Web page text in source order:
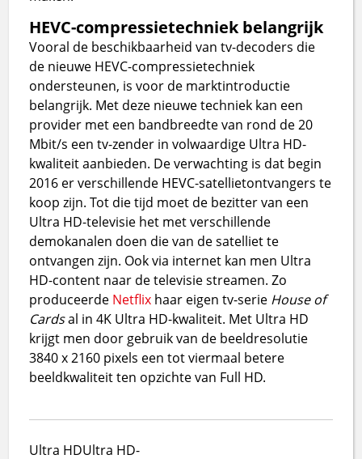
HEVC-compressietechniek belangrijk
Vooral de beschikbaarheid van tv-decoders die
de nieuwe HEVC-compressietechniek
ondersteunen, is voor de marktintroductie
belangrijk. Met deze nieuwe techniek kan een
provider met een bandbreedte van rond de 20
Mbit/s een tv-zender in volwaardige Ultra HD-
kwaliteit aanbieden. De verwachting is dat begin
2016 er verschillende HEVC-satellietontvangers te
koop zijn. Tot die tijd moet de bezitter van een
Ultra HD-televisie het met verschillende
demokanalen doen die van de satelliet te
ontvangen zijn. Ook via internet kan men Ultra
HD-content naar de televisie streamen. Zo
produceerde Netflix haar eigen tv-serie House of
Cardsal in 4K Ultra HD-kwaliteit. Met Ultra HD
krijgt men door gebruik van de beeldresolutie
3840 x 2160 pixels een tot viermaal betere
beeldkwaliteit ten opzichte van Full HD.
Ultra HDUltra HD-